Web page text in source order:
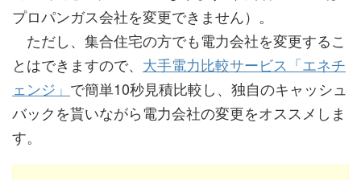
プロパンガス会社を変更できません）。
ただし、集合住宅の方でも電力会社を変更するこ
とはできますので、 大手電力比較サービス「エネチ
ェンジ」 で簡単10秒見積比較し、独自のキャッシュ
バックを貰いながら電力会社の変更をオススメしま
す。